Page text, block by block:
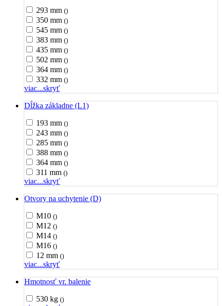
293 mm ()
350 mm ()
545 mm ()
383 mm ()
435 mm ()
502 mm ()
364 mm ()
332 mm ()
viac...skryť
Dĺžka základne (L1)
193 mm ()
243 mm ()
285 mm ()
388 mm ()
364 mm ()
311 mm ()
viac...skryť
Otvory na uchytenie (D)
M10 ()
M12 ()
M14 ()
M16 ()
12 mm ()
viac...skryť
Hmotnosť vr. balenie
530 kg ()